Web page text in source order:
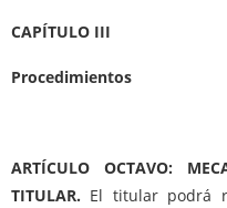
CAPÍTULO III
Procedimientos
ARTÍCULO OCTAVO:
TITULAR. El titular podrá